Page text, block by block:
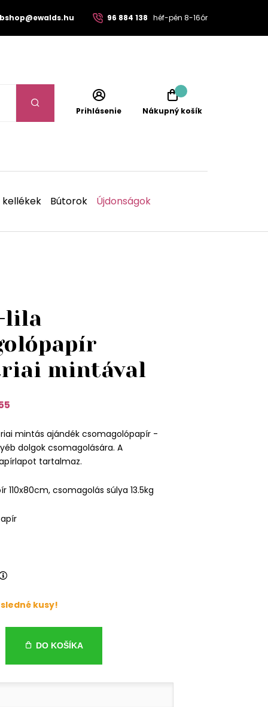
96 884 138 héf-pén 8-16ór
Prihlásenie Nákupný košík
Bútorok Újdonságok
lila
mintával
mintás ajándék csomagolópapír -
dolgok csomagolására. A
tartalmaz.
110x80cm, csomagolás súlya 13.5kg
kusy!
DO KOŠÍKA